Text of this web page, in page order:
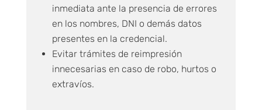
inmediata ante la presencia de errores
en los nombres, DNI o demás datos
presentes en la credencial.
Evitar trámites de reimpresión
innecesarias en caso de robo, hurtos o
extravíos.